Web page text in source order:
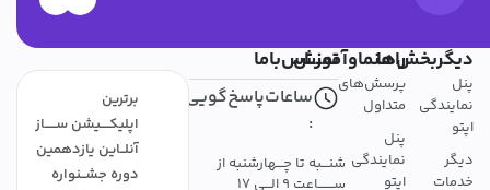
دیگربخش‌ها
پنل
نمایندگی
اپتو
دیگر
خدمات
راهنماوآموزش
پرسش‌های
متداول
پنل
نمایندگی
اپتو
تمــــاس‌باما
ساعات‌پاسخ‌گویی
:
شنـــبه تا چـــهارشنبه از
ســـــــاعت 9 الـــی 17
برترین
اپلیکــــیشن ســـــاز
آنلــاین یازدهمین
دوره جشــنواره